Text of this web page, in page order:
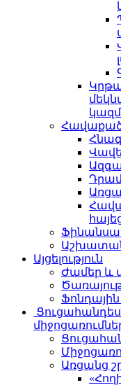
Այցելություն
Ժամեր և
Առցանց